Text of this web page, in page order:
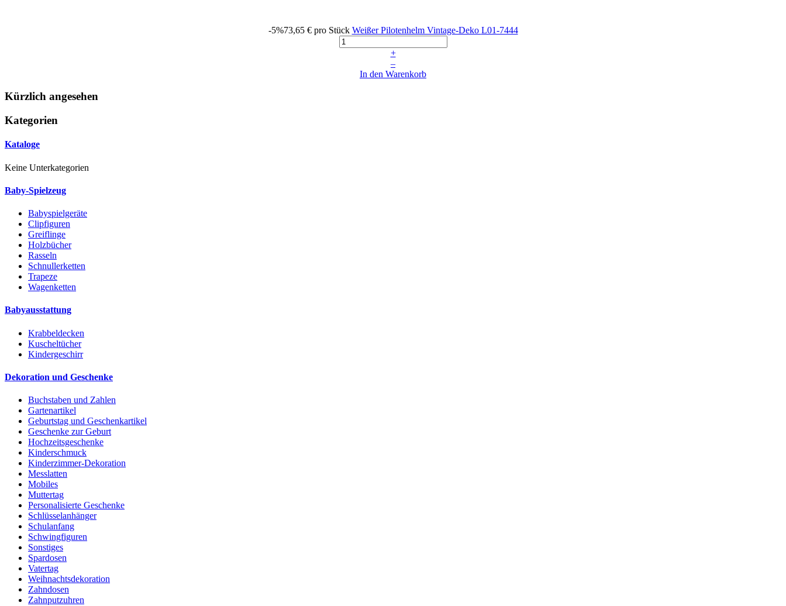
-5%73,65 € pro Stück Weißer Pilotenhelm Vintage-Deko L01-7444
+
–
In den Warenkorb
Kürzlich angesehen
Kategorien
Kataloge
Keine Unterkategorien
Baby-Spielzeug
Babyspielgeräte
Clipfiguren
Greiflinge
Holzbücher
Rasseln
Schnullerketten
Trapeze
Wagenketten
Babyausstattung
Krabbeldecken
Kuscheltücher
Kindergeschirr
Dekoration und Geschenke
Buchstaben und Zahlen
Gartenartikel
Geburtstag und Geschenkartikel
Geschenke zur Geburt
Hochzeitsgeschenke
Kinderschmuck
Kinderzimmer-Dekoration
Messlatten
Mobiles
Muttertag
Personalisierte Geschenke
Schlüsselanhänger
Schulanfang
Schwingfiguren
Sonstiges
Spardosen
Vatertag
Weihnachtsdekoration
Zahndosen
Zahnputzuhren